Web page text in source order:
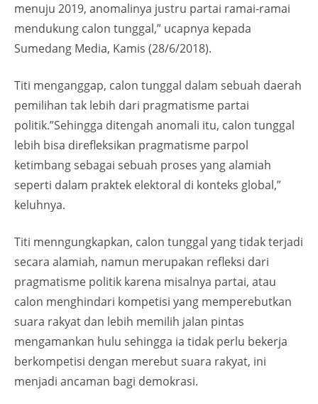
menuju 2019, anomalinya justru partai ramai-ramai
mendukung calon tunggal,” ucapnya kepada
Sumedang Media, Kamis (28/6/2018).
Titi menganggap, calon tunggal dalam sebuah daerah
pemilihan tak lebih dari pragmatisme partai
politik.”Sehingga ditengah anomali itu, calon tunggal
lebih bisa direfleksikan pragmatisme parpol
ketimbang sebagai sebuah proses yang alamiah
seperti dalam praktek elektoral di konteks global,”
keluhnya.
Titi menngungkapkan, calon tunggal yang tidak terjadi
secara alamiah, namun merupakan refleksi dari
pragmatisme politik karena misalnya partai, atau
calon menghindari kompetisi yang memperebutkan
suara rakyat dan lebih memilih jalan pintas
mengamankan hulu sehingga ia tidak perlu bekerja
berkompetisi dengan merebut suara rakyat, ini
menjadi ancaman bagi demokrasi.